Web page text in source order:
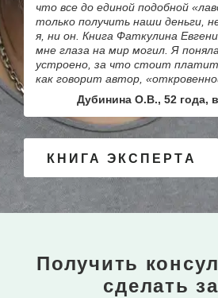
что все до единой подобной
только получить наши деньги,
я, ни он. Книга Фаткулина
мне глаза на мир могил. Я
устроено, за что стоит
как говорит автор,
Дубинина О.В., 52 года,
КНИГА ЭКСПЕРТА
Получить
сделать